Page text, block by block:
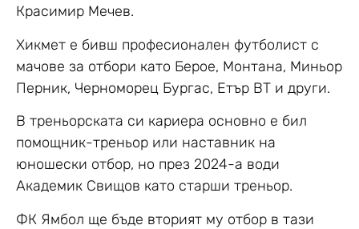
Красимир Мечев.
Хикмет е бивш професионален футболист с
мачове за отбори като Берое, Монтана, Миньор
Перник, Черноморец Бургас, Етър ВТ и други.
В треньорската си кариера основно е бил
помощник-треньор или наставник на
юношески отбор, но през 2024-а води
Академик Свищов като старши треньор.
ФК Ямбол ще бъде вторият му отбор в тази